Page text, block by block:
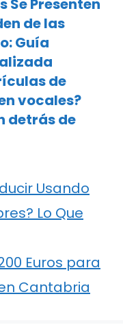
Se Presenten
de las
Guía
de
vocales?
detrás de
Usando
Lo Que
Euros para
Cantabria